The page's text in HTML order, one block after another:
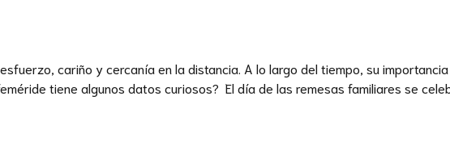
cariño y cercanía en la distancia. A lo largo del tiempo, su
tiene algunos datos curiosos? El día de las remesas familiares se